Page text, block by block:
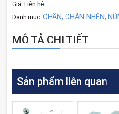
Giá: Liên hệ
Danh mục: CHẶN, CHÂN NHỆN,
MÔ TẢ CHI TIẾT
Sản phẩm liên quan